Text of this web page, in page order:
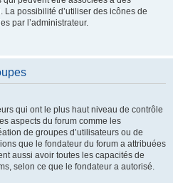
possibilité d’utiliser des icônes de
par l’administrateur.
qui ont le plus haut niveau de contrôle
aspects du forum comme les
de groupes d’utilisateurs ou de
que le fondateur du forum a attribuées
aussi avoir toutes les capacités de
selon ce que le fondateur a autorisé.